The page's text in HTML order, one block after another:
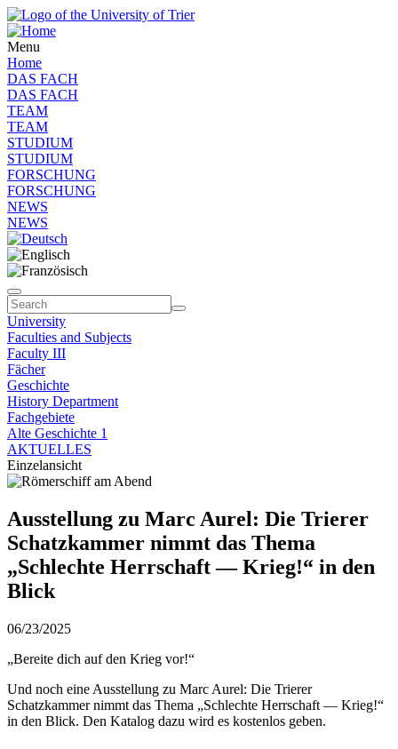
Menu
Home
DAS FACH
DAS FACH
TEAM
TEAM
STUDIUM
STUDIUM
FORSCHUNG
FORSCHUNG
NEWS
NEWS
University
Faculties and Subjects
Faculty III
Fächer
Geschichte
History Department
Fachgebiete
Alte Geschichte 1
AKTUELLES
Einzelansicht
Ausstellung zu Marc Aurel: Die Trierer
Schatzkammer nimmt das Thema
„Schlechte Herrschaft — Krieg!“ in den
Blick
06/23/2025
„Bereite dich auf den Krieg vor!“
Und noch eine Ausstellung zu Marc Aurel: Die Trierer
Schatzkammer nimmt das Thema „Schlechte Herrschaft — Krieg!“
in den Blick. Den Katalog dazu wird es kostenlos geben.